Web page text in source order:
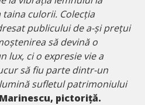
culorii. Colecția
publicului de a-și prețui
să devină o
lux, ci o expresie vie a
să fiu parte dintr-un
sufletul patrimoniului
pictoriță.